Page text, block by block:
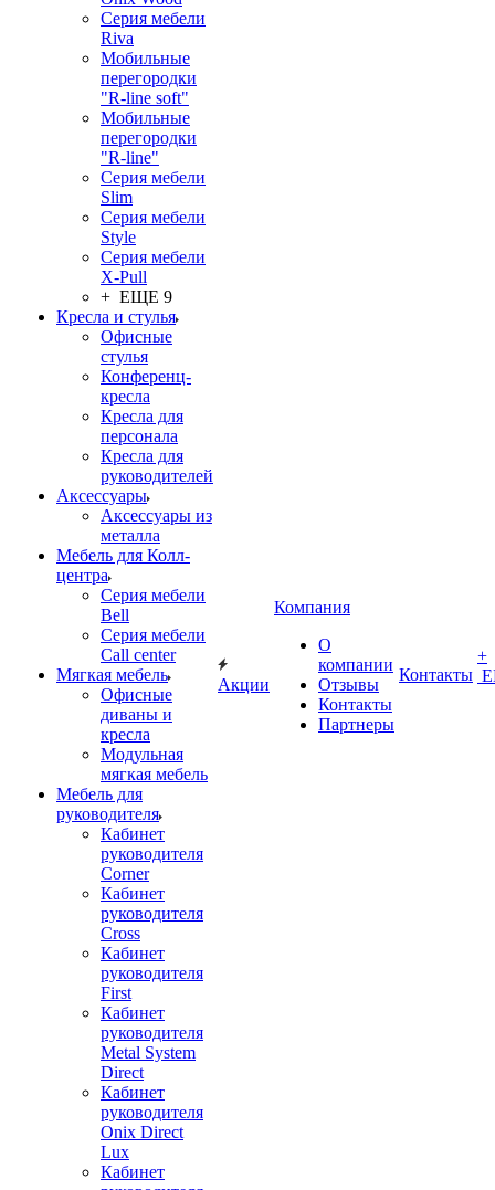
Серия мебели
Riva
Мобильные
перегородки
"R-line soft"
Мобильные
перегородки
"R-line"
Серия мебели
Slim
Серия мебели
Style
Серия мебели
X-Pull
+ ЕЩЕ 9
Кресла и стулья
Офисные
стулья
Конференц-
кресла
Кресла для
персонала
Кресла для
руководителей
Аксессуары
Аксессуары из
металла
Мебель для Колл-
центра
Серия мебели
Bell
Серия мебели
Call center
Мягкая мебель
Офисные
диваны и
кресла
Модульная
мягкая мебель
Мебель для
руководителя
Кабинет
руководителя
Corner
Кабинет
руководителя
Cross
Кабинет
руководителя
First
Кабинет
руководителя
Metal System
Direct
Кабинет
руководителя
Onix Direct
Lux
Кабинет
Акции
Компания
О
компании
Отзывы
Контакты
Партнеры
Контакты
+